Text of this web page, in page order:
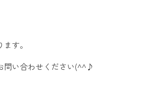
す。
問い合わせください(^^♪